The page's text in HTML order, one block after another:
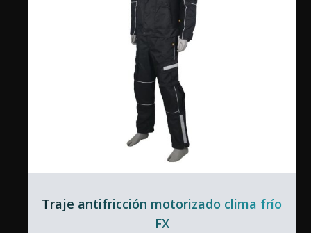
Traje antifricción motorizado clima frío
FX